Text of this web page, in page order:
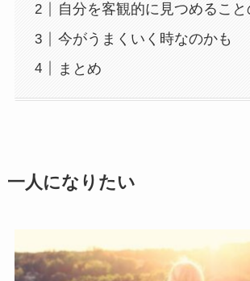
自分を客観的に見つめること
今がうまくいく時なのかも
まとめ
一人になりたい